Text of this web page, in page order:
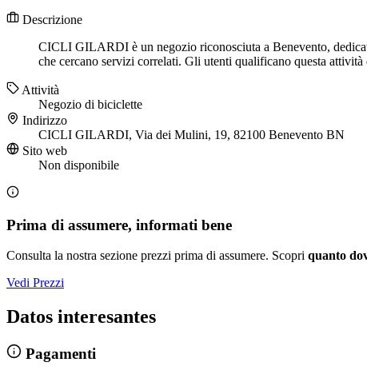
Descrizione
CICLI GILARDI è un negozio riconosciuta a Benevento,
che cercano servizi correlati. Gli utenti qualificano questa
Attività
Negozio di biciclette
Indirizzo
CICLI GILARDI, Via dei Mulini, 19, 82100 Benevento BN
Sito web
Non disponibile
Prima di assumere, informati bene
Consulta la nostra sezione prezzi prima di assumere. Scopri quanto
Vedi Prezzi
Datos interesantes
Pagamenti